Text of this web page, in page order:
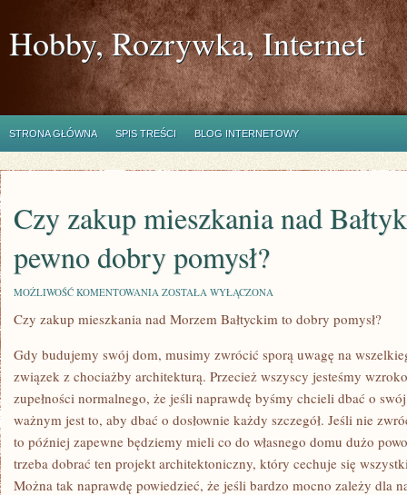
Hobby, Rozrywka, Internet
STRONA GŁÓWNA SPIS TREŚCI BLOG INTERNETOWY
Czy zakup mieszkania nad
pewno dobry pomysł?
MOŻLIWOŚĆ KOMENTOWANIA CZY
MIESZKANIA
TO
ABY
PEWNO
DOBRY
POMYSŁ?
ZOSTAŁA WYŁĄCZONA
Czy zakup mieszkania nad Morzem Bałtyckim to dobry pomysł?
Gdy budujemy swój dom, musimy zwrócić sporą uwagę na
związek z chociażby architekturą. Przecież wszyscy jesteśmy
zupełności normalnego, że jeśli naprawdę byśmy chcieli dbać o
ważnym jest to, aby dbać o dosłownie każdy szczegół. Jeśli nie
to później zapewne będziemy mieli co do własnego domu dużo
trzeba dobrać ten projekt architektoniczny, który cechuje się
Można tak naprawdę powiedzieć, że jeśli bardzo mocno zależy dla